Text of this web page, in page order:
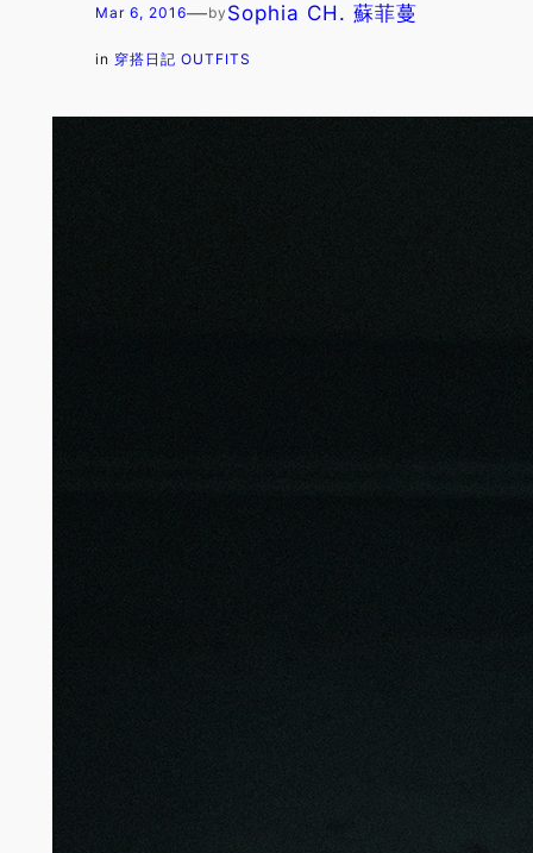
Mar 6, 2016—by Sophia CH. 蘇菲蔓
in 穿搭日記 OUTFITS